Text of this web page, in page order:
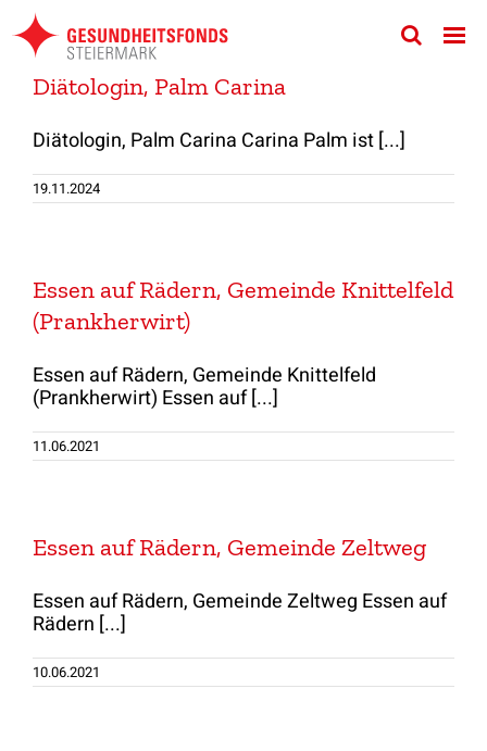
Zum
Inhalt
springen
Diätologin, Palm Carina
Diätologin, Palm Carina Carina Palm ist [...]
19.11.2024
Essen auf Rädern, Gemeinde Knittelfeld
(Prankherwirt)
Essen auf Rädern, Gemeinde Knittelfeld
(Prankherwirt) Essen auf [...]
11.06.2021
Essen auf Rädern, Gemeinde Zeltweg
Essen auf Rädern, Gemeinde Zeltweg Essen auf
Rädern [...]
10.06.2021